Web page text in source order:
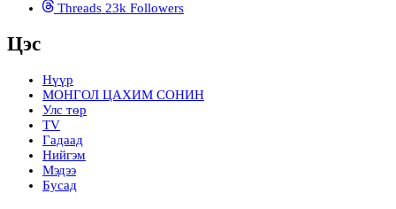
Threads 23k Followers
Цэс
Нүүр
МОНГОЛ ЦАХИМ СОНИН
Улс төр
TV
Гадаад
Нийгэм
Мэдээ
Бусад